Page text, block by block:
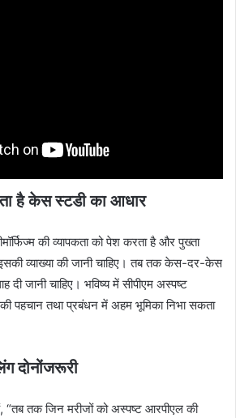
है केस स्टडी का आधार
की व्यापकता को पेश करता है और पुख्ता
व्याख्या की जानी चाहिए। तब तक केस-दर-केस
जानी चाहिए। भविष्य में सीपीएम अस्पष्ट
पहचान तथा प्रबंधन में अहम भूमिका निभा सकता
दोनोंजरूरी
तक जिन मरीजों को अस्पष्ट आरपीएल की